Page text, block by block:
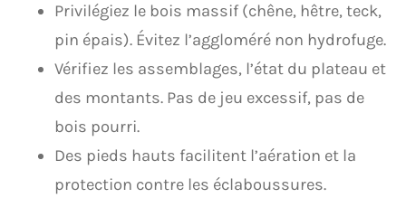
Privilégiez le bois massif (chêne, hêtre, teck,
pin épais). Évitez l’aggloméré non hydrofuge.
Vérifiez les assemblages, l’état du plateau et
des montants. Pas de jeu excessif, pas de
bois pourri.
Des pieds hauts facilitent l’aération et la
protection contre les éclaboussures.